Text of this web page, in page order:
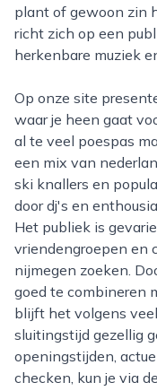
plant of gewoon zin
richt zich op een
herkenbare muziek
Op onze site presenteren wij heidi's skihut als een plek
waar je heen gaat
al te veel poespas
een mix van
ski knallers en
door dj's en
Het publiek is
vriendengroepen en
nijmegen zoeken.
goed te combineren
blijft het volgens
sluitingstijd gezellig
openingstijden,
checken, kun je via